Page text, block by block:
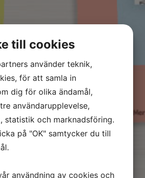
till cookies
använder teknik,
för att samla in
dig för olika ändamål,
användarupplevelse,
statistik och marknadsföring.
på "OK" samtycker du till
användning av cookies och